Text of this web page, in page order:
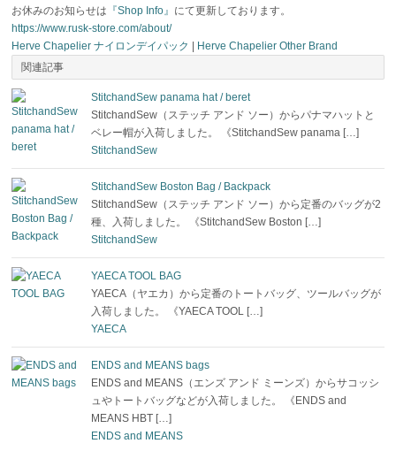
お休みのお知らせは 『Shop Info』 にて更新しております。
https://www.rusk-store.com/about/
Herve Chapelier ナイロンデイパック
Herve Chapelier Other Brand
関連記事
StitchandSew panama hat / beret
StitchandSew（ステッチ アンド ソー）からパナマハットと
ベレー帽が入荷しました。 《StitchandSew panama […]
StitchandSew
StitchandSew Boston Bag / Backpack
StitchandSew（ステッチ アンド ソー）から定番のバッグが2
種、入荷しました。 《StitchandSew Boston […]
StitchandSew
YAECA TOOL BAG
YAECA（ヤエカ）から定番のトートバッグ、ツールバッグが
入荷しました。 《YAECA TOOL […]
YAECA
ENDS and MEANS bags
ENDS and MEANS（エンズ アンド ミーンズ）からサコッシ
ュやトートバッグなどが入荷しました。 《ENDS and
MEANS HBT […]
ENDS and MEANS